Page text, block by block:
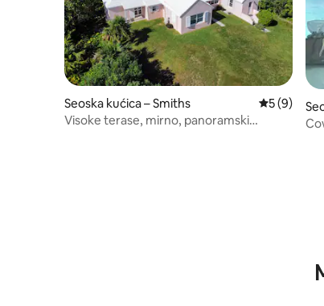
Seoska kućica – Smiths Prosječna
5 (9)
Visoke terase, mirno, panoramski